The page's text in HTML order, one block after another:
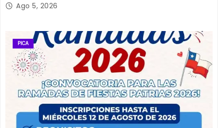
Ago 5, 2026
PICA